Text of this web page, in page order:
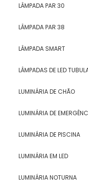
LÂMPADA PAR 30
LÂMPADA PAR 38
LÂMPADA SMART
LÂMPADAS DE LED
LUMINÁRIA DE CHÃO
LUMINÁRIA DE
LUMINÁRIA DE PISCINA
LUMINÁRIA EM LED
LUMINÁRIA NOTURNA